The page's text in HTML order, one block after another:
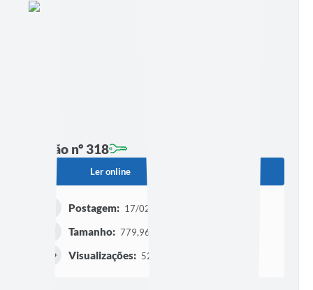
Edição nº 318
Ler online
Postagem: 17/02/2023 às 08h00
Tamanho: 779,96 KB | 5 páginas
Visualizações: 527